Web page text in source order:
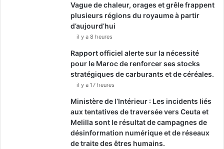
Vague de chaleur, orages et grêle frappent
plusieurs régions du royaume à partir
d’aujourd’hui
il y a 8 heures
Rapport officiel alerte sur la nécessité
pour le Maroc de renforcer ses stocks
stratégiques de carburants et de céréales.
il y a 17 heures
Ministère de l’Intérieur : Les incidents liés
aux tentatives de traversée vers Ceuta et
Melilla sont le résultat de campagnes de
désinformation numérique et de réseaux
de traite des êtres humains.